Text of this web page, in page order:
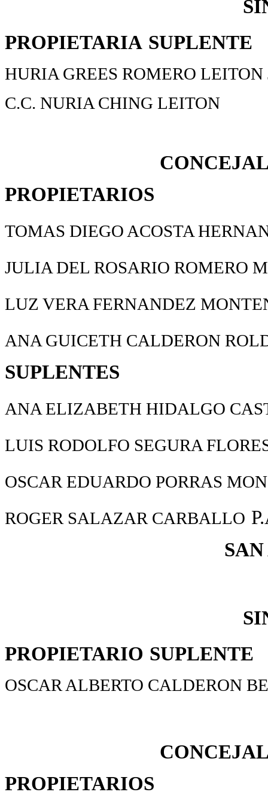
PROPIETARIA SUPLENTE
HURIA GREES ROMERO
C.C. NURIA CHING LEITON
PROPIETARIOS
TOMAS DIEGO ACOSTA
JULIA DEL ROSARIO ROMERO
LUZ VERA FERNANDEZ
ANA GUICETH CALDERON
SUPLENTES
ANA ELIZABETH HIDALGO
LUIS RODOLFO SEGURA
OSCAR EDUARDO PORRAS
ROGER SALAZAR CARBALLO
PROPIETARIO SUPLENTE
OSCAR ALBERTO CALDERON
PROPIETARIOS